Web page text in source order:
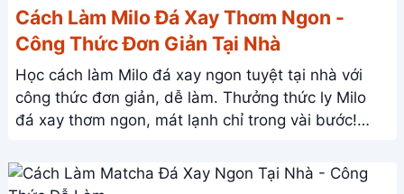
Cách Làm Milo Đá Xay Thơm Ngon -
Công Thức Đơn Giản Tại Nhà
Học cách làm Milo đá xay ngon tuyệt tại nhà với
công thức đơn giản, dễ làm. Thưởng thức ly Milo
đá xay thơm ngon, mát lạnh chỉ trong vài bước!